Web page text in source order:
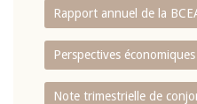
Rapport annuel de la
Perspectives économiques
Note trimestrielle de